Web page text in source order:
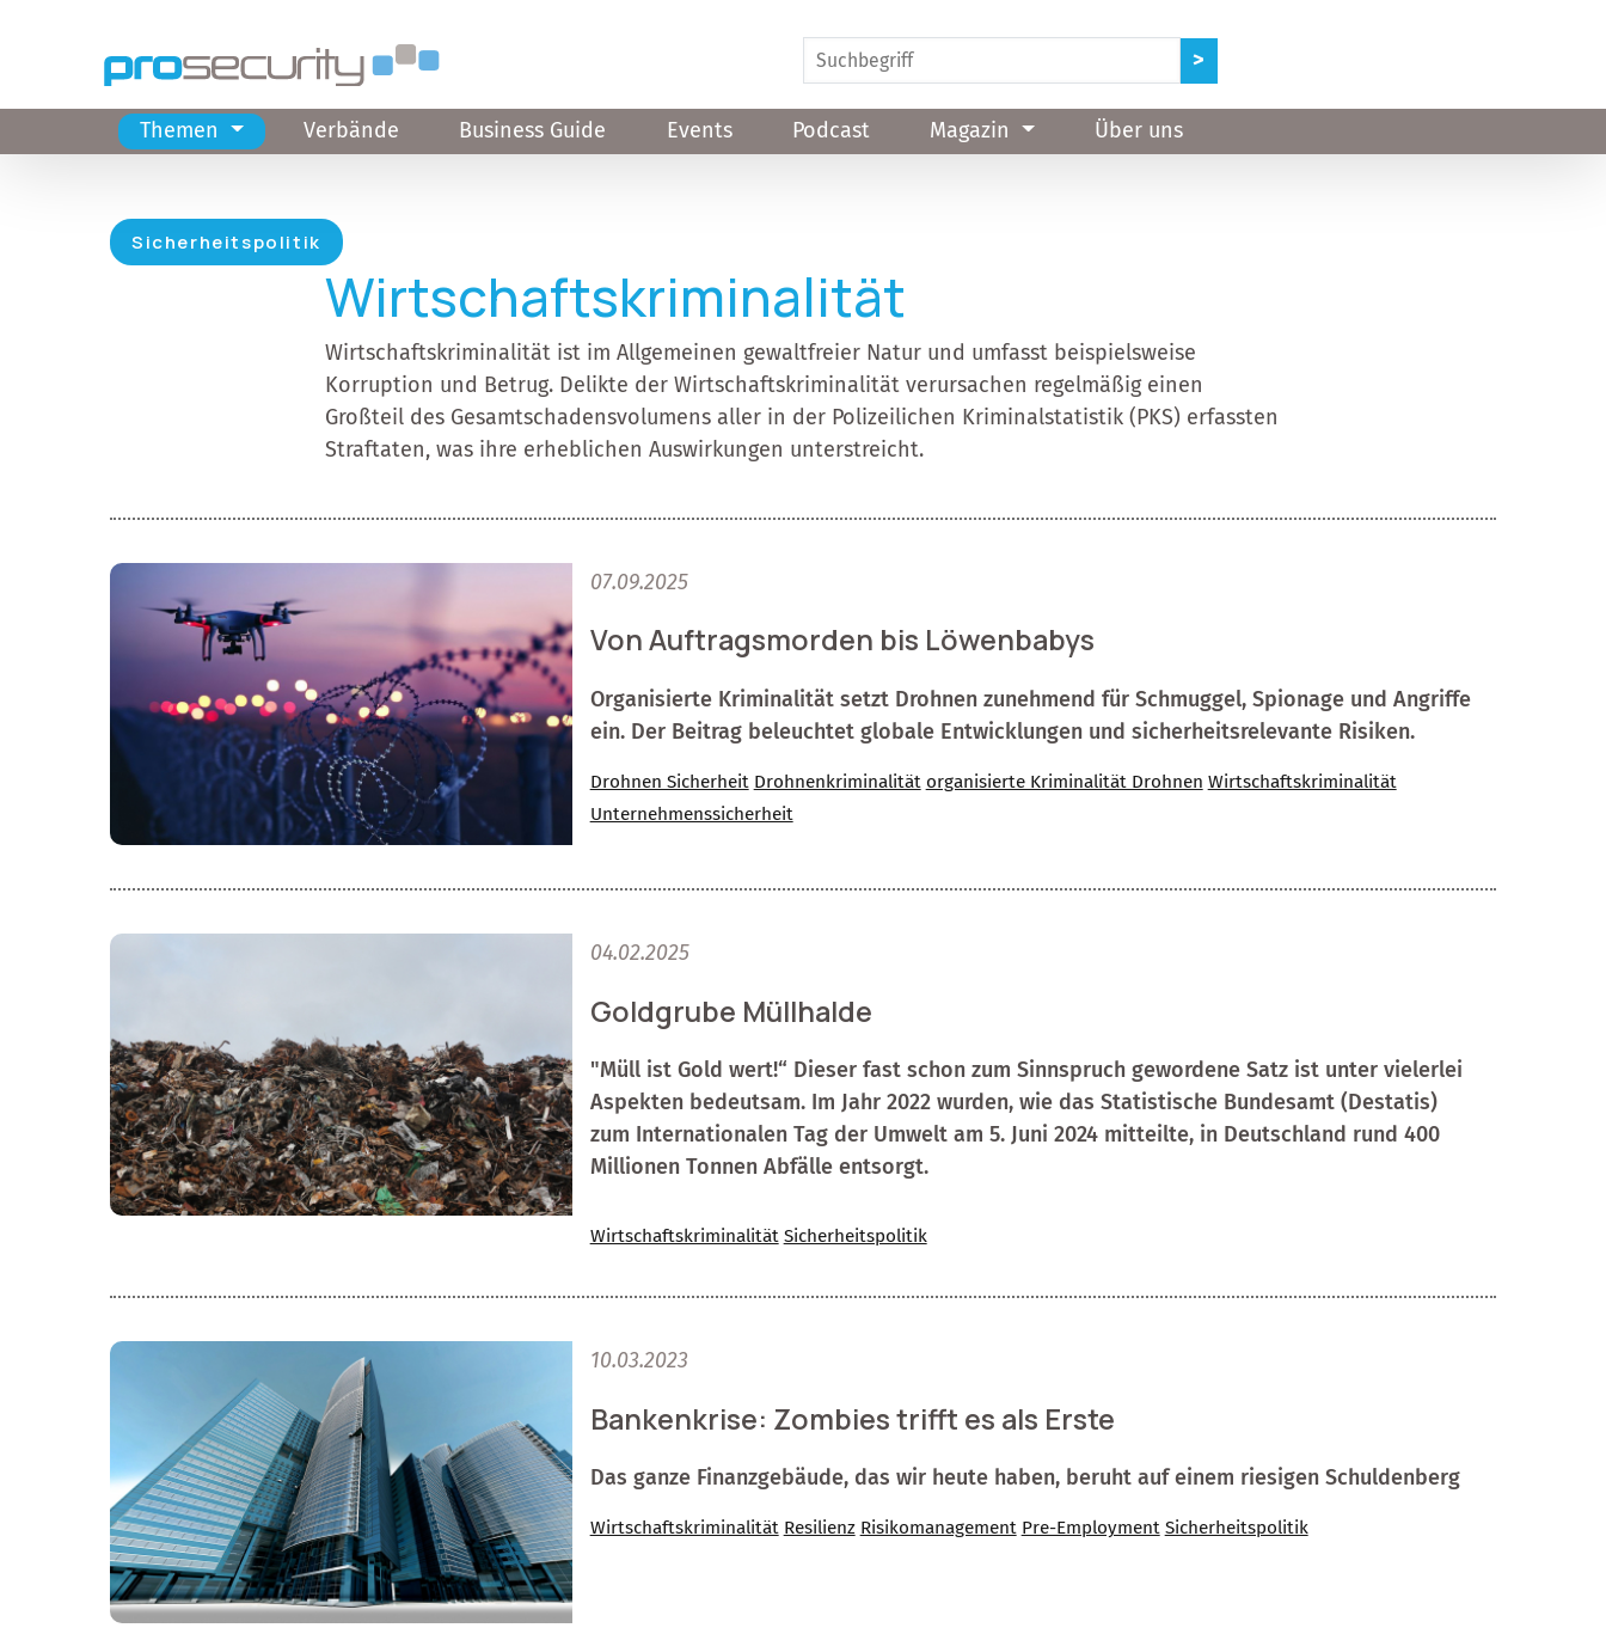
Themen Verbände Business Guide Events Podcast Magazin Über uns
Hauptnavigation
Sicherheitspolitik
Wirtschaftskriminalität
Wirtschaftskriminalität ist im Allgemeinen gewaltfreier Natur und umfasst beispielsweise
Korruption und Betrug. Delikte der Wirtschaftskriminalität verursachen regelmäßig einen
Großteil des Gesamtschadensvolumens aller in der Polizeilichen Kriminalstatistik (PKS) erfassten
Straftaten, was ihre erheblichen Auswirkungen unterstreicht.
07.09.2025
Von Auftragsmorden bis Löwenbabys
Organisierte Kriminalität setzt Drohnen zunehmend für Schmuggel, Spionage und Angriffe
ein. Der Beitrag beleuchtet globale Entwicklungen und sicherheitsrelevante Risiken.
Drohnen Sicherheit Drohnenkriminalität organisierte Kriminalität Drohnen Wirtschaftskriminalität
Unternehmenssicherheit
04.02.2025
Goldgrube Müllhalde
"Müll ist Gold wert!“ Dieser fast schon zum Sinnspruch gewordene Satz ist unter vielerlei
Aspekten bedeutsam. Im Jahr 2022 wurden, wie das Statistische Bundesamt (Destatis)
zum Internationalen Tag der Umwelt am 5. Juni 2024 mitteilte, in Deutschland rund 400
Millionen Tonnen Abfälle entsorgt.
Wirtschaftskriminalität Sicherheitspolitik
10.03.2023
Bankenkrise: Zombies trifft es als Erste
Das ganze Finanzgebäude, das wir heute haben, beruht auf einem riesigen Schuldenberg
Wirtschaftskriminalität Resilienz Risikomanagement Pre-Employment Sicherheitspolitik